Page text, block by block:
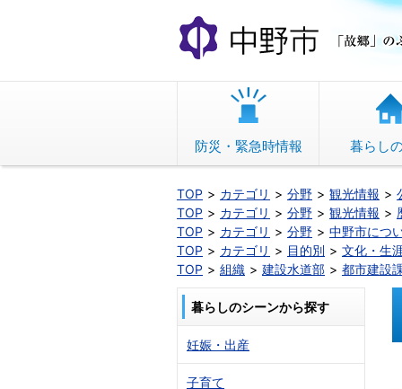
文
へ
動
防災・緊急時情報 暮らし
TOP カテゴリ 分野 観光情報
TOP
カテゴリ 分野 観光情報
TOP
カテゴリ 分野
中野市につ
TOP
カテゴリ 目的別
文化・生
TOP
組織 建設水道部 都市建設
暮らしのシーンから探す
妊娠・出産
子育て